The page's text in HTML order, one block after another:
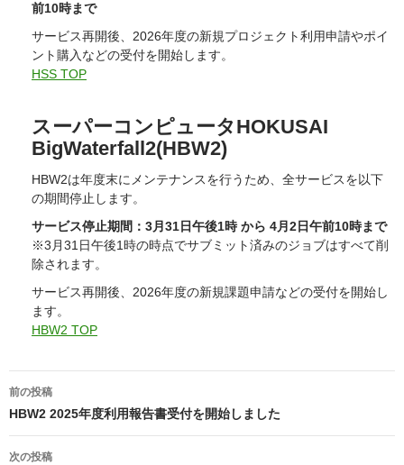
前10時まで
サービス再開後、2026年度の新規プロジェクト利用申請やポイ
ント購入などの受付を開始します。
HSS TOP
スーパーコンピュータHOKUSAI
BigWaterfall2(HBW2)
HBW2は年度末にメンテナンスを行うため、全サービスを以下
の期間停止します。
サービス停止期間：3月31日午後1時 から 4月2日午前10時まで
※3月31日午後1時の時点でサブミット済みのジョブはすべて削
除されます。
サービス再開後、2026年度の新規課題申請などの受付を開始し
ます。
HBW2 TOP
投
稿
ナ
前の投稿
HBW2 2025年度利用報告書受付を開始しました
次の投稿